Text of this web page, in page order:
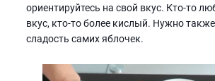
ориентируйтесь на свой вкус. Кто-то
вкус, кто-то более кислый. Нужно
сладость самих яблочек.